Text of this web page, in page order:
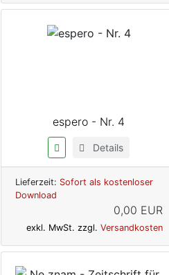
espero - Nr. 4
Details
Lieferzeit: Sofort als kostenloser
Download
0,00 EUR
exkl. MwSt. zzgl. Versandkosten